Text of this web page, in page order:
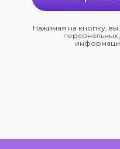
Нажимая на кнопку,
персональных